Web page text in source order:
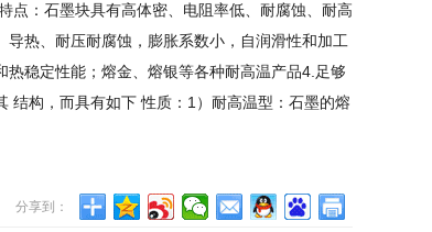
点：石墨块具有高体密、电阻率低、耐腐蚀、耐高
热、耐压耐腐蚀，膨胀系数小，自润滑性和加工
稳定性能；熔金、熔银等各种耐高温产品4.足够
结构，而具有如下 性质：1）耐高温型：石墨的熔
分享到：